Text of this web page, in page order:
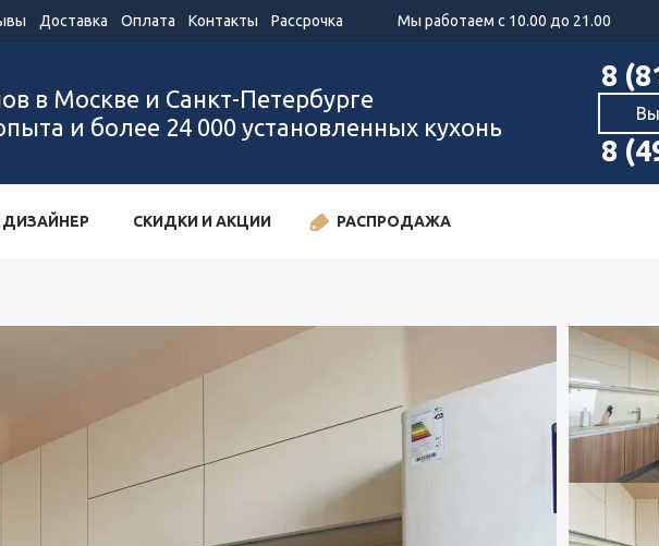
Доставка Оплата Контакты Рассрочка Мы работаем с 10.00 до 21.00
в Москве и Санкт-Петербурге
и более 24 000 установленных кухонь
8
8
СКИДКИ И АКЦИИ РАСПРОДАЖА